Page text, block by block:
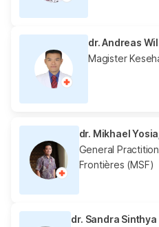
dr. Andreas
Magister
dr. Mikhael
General
Frontières (MSF)
dr. Sandra Sinthya